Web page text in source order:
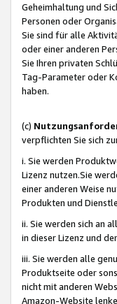
Geheimhaltung und
Personen oder
Sie sind für alle
oder einer anderen
Sie Ihren privaten
Tag-Parameter oder
haben.
(c)
verpflichten Sie sich
i. Sie werden
Lizenz nutzen.Sie
einer anderen Weise
Produkten und
ii. Sie werden sich an
in dieser Lizenz und
iii. Sie werden alle
Produktseite oder
nicht mit anderen
Amazon-Website